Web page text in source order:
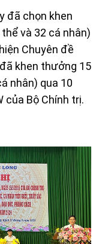
đã chọn khen
và 32 cá nhân)
Chuyên đề
khen thưởng 15
nhân) qua 10
Bộ Chính trị.